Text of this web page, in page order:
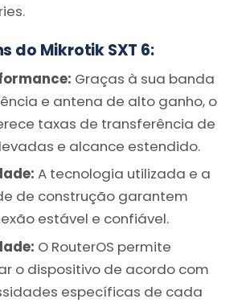
do Mikrotik SXT 6:
Graças à sua banda
e antena de alto ganho, o
taxas de transferência de
e alcance estendido.
A tecnologia utilizada e a
de construção garantem
estável e confiável.
O RouterOS permite
o dispositivo de acordo com
específicas de cada